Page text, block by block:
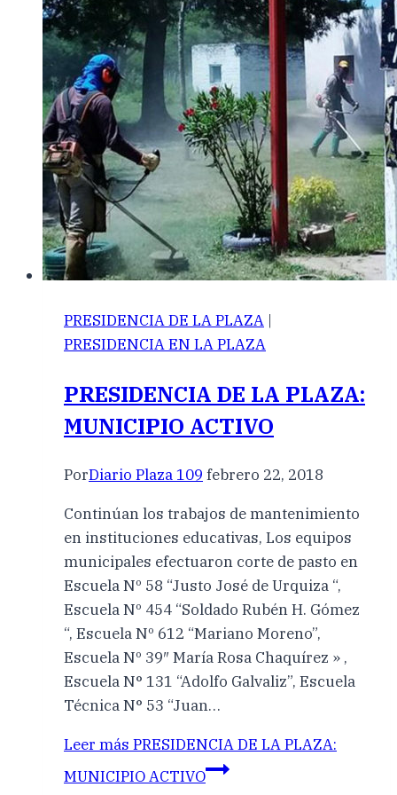
PRESIDENCIA DE LA PLAZA |
PRESIDENCIA EN LA PLAZA
PRESIDENCIA DE LA PLAZA:
MUNICIPIO ACTIVO
PorDiario Plaza 109 febrero 22, 2018
Continúan los trabajos de mantenimiento
en instituciones educativas, Los equipos
municipales efectuaron corte de pasto en
Escuela Nº 58 “Justo José de Urquiza “,
Escuela Nº 454 “Soldado Rubén H. Gómez
“, Escuela Nº 612 “Mariano Moreno”,
Escuela Nº 39″ María Rosa Chaquírez » ,
Escuela N° 131 “Adolfo Galvaliz”, Escuela
Técnica N° 53 “Juan…
Leer más PRESIDENCIA DE LA PLAZA:
MUNICIPIO ACTIVO